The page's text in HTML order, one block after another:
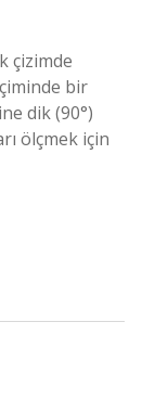
çizimde
bir
dik (90°)
ölçmek için